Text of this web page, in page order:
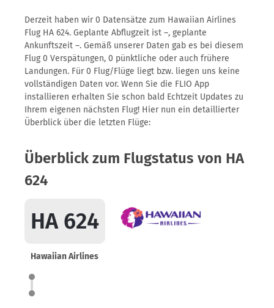
Derzeit haben wir 0 Datensätze zum Hawaiian Airlines
Flug HA 624. Geplante Abflugzeit ist –, geplante
Ankunftszeit –. Gemäß unserer Daten gab es bei diesem
Flug 0 Verspätungen, 0 pünktliche oder auch frühere
Landungen. Für 0 Flug/Flüge liegt bzw. liegen uns keine
vollständigen Daten vor. Wenn Sie die FLIO App
installieren erhalten Sie schon bald Echtzeit Updates zu
Ihrem eigenen nächsten Flug! Hier nun ein detaillierter
Überblick über die letzten Flüge:
Überblick zum Flugstatus von HA
624
HA 624
Hawaiian Airlines